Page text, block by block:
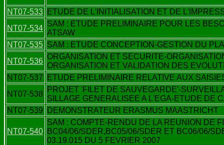
NT07-533 ETUDE DE L'INITIALISATION ET DE
NT07-534
SAM : ETUDE PRELIMINAIRE POUR LES
ATSAW
NT07-535 SAM : ETUDE CONCEPTION-GESTION DU
NT07-536
ORGANISATION ET SECURITE-
ORGANISATION ET VALIDATION DES
NT07-537
ETUDE PRELIMINAIRE RELATIVE AUX
NT07-538
PROJET 'FILET DE SAUVEGARDE'-
SILLAGE GENERALISEE A L'EGA-ETUDE DE
NT07-539
DEMONSTRATEUR ERASMUS MAASTRICHT
NT07-540
SAM : COMPTE-RENDU DE LA REUNION DE
BC04/06/SDER,BC05/06/SDER ET BC06/06/
03.19.015 DU 5 FEVRIER 2007